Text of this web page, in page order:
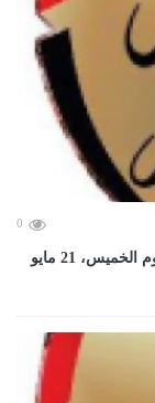
0
يوم حصاد بطاطس بالطاقة الشمسية في البحيرةاليوم الخميس، 21 مايو